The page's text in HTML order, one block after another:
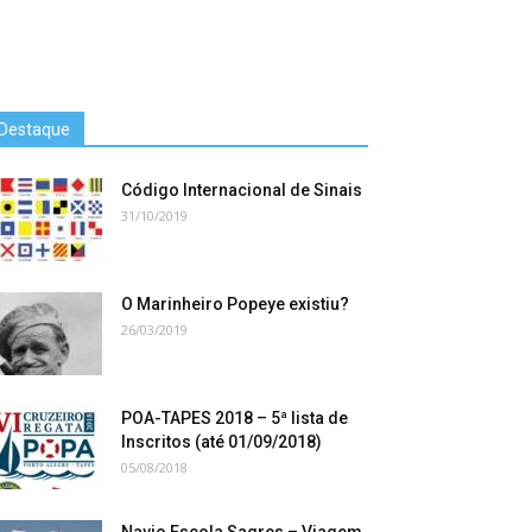
Código Internacional de Sinais
31/10/2019
O Marinheiro Popeye existiu?
26/03/2019
POA-TAPES 2018 – 5ª lista de
Inscritos (até 01/09/2018)
05/08/2018